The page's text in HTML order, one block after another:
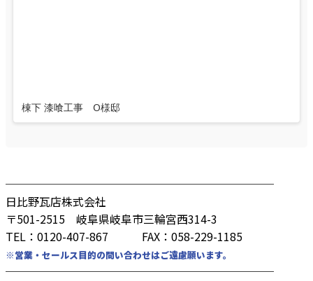
棟下 漆喰工事 O様邸
────────────────────────
日比野瓦店株式会社
〒501-2515 岐阜県岐阜市三輪宮西314-3
TEL：0120-407-867 FAX：058-229-1185
※営業・セールス目的の問い合わせはご遠慮願います。
────────────────────────